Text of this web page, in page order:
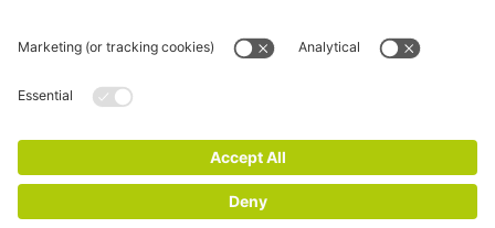
Contacto
Carrera
© 2026 Faber Group
Aviso legal Declaración de privacidad y cookies